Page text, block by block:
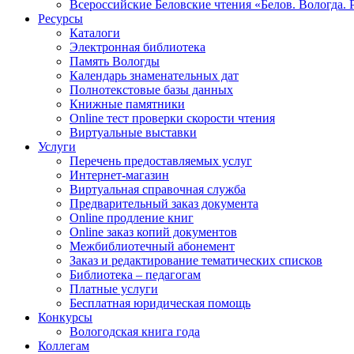
Всероссийские Беловские чтения «Белов. Вологда.
Ресурсы
Каталоги
Электронная библиотека
Память Вологды
Календарь знаменательных дат
Полнотекстовые базы данных
Книжные памятники
Online тест проверки скорости чтения
Виртуальные выставки
Услуги
Перечень предоставляемых услуг
Интернет-магазин
Виртуальная справочная служба
Предварительный заказ документа
Online продление книг
Online заказ копий документов
Межбиблиотечный абонемент
Заказ и редактирование тематических списков
Библиотека – педагогам
Платные услуги
Бесплатная юридическая помощь
Конкурсы
Вологодская книга года
Коллегам